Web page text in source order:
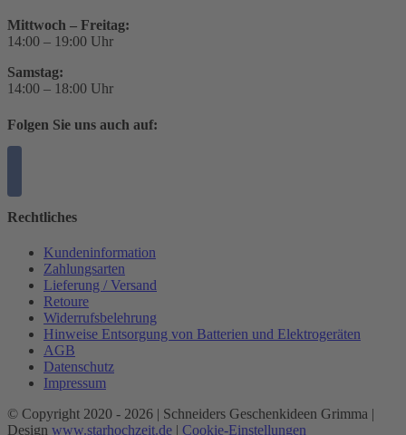
Mittwoch – Freitag:
14:00 – 19:00 Uhr
Samstag:
14:00 – 18:00 Uhr
Folgen Sie uns auch auf:
Rechtliches
Kundeninformation
Zahlungsarten
Lieferung / Versand
Retoure
Widerrufsbelehrung
Hinweise Entsorgung von Batterien und Elektrogeräten
AGB
Datenschutz
Impressum
© Copyright 2020 - 2026 | Schneiders Geschenkideen Grimma |
Design www.starhochzeit.de | Cookie-Einstellungen